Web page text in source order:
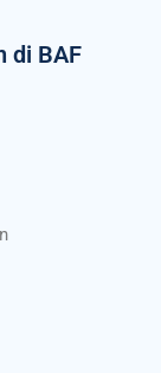
di BAF